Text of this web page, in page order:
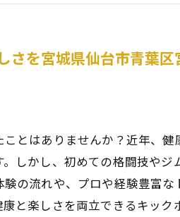
さを宮城県仙台市青葉
とはありませんか？近年、
しかし、初めての格闘技や
の流れや、プロや経験豊富
と楽しさを両立できるキッ